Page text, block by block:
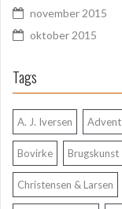
november 2015
oktober 2015
Tags
A. J. Iversen Advent
Bovirke Brugskunst
Christensen & Larsen